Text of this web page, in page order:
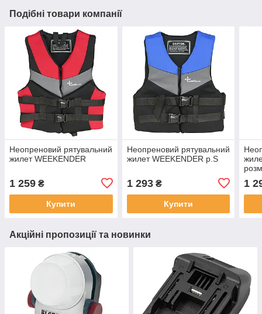
Подібні товари компанії
Неопреновий рятувальний
жилет WEEKENDER
1 259 ₴
Купити
Неопреновий рятувальний
жилет WEEKENDER р.S
1 293₴
Купити
1
Акційні пропозиції та новинки